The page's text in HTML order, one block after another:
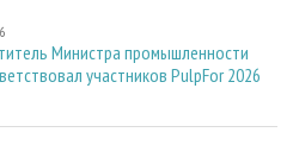
Министра промышленности
участников PulpFor 2026